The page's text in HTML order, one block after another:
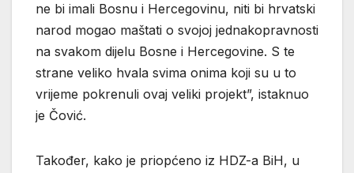
ne bi imali Bosnu i Hercegovinu, niti bi hrvatski
narod mogao maštati o svojoj jednakopravnosti
na svakom dijelu Bosne i Hercegovine. S te
strane veliko hvala svima onima koji su u to
vrijeme pokrenuli ovaj veliki projekt”, istaknuo
je Čović.
Također, kako je priopćeno iz HDZ-a BiH, u